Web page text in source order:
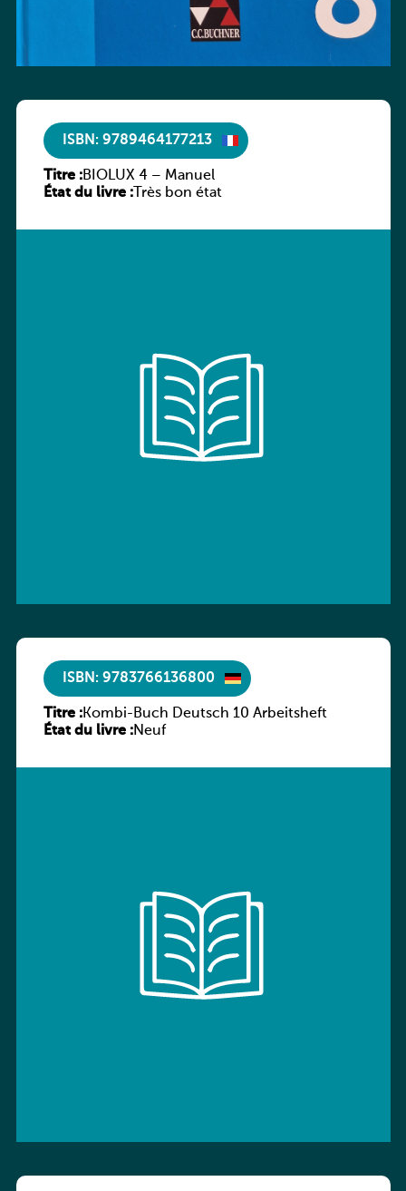
ISBN: 9789464177213
Titre :BIOLUX 4 – Manuel
État du livre :Très bon état
ISBN: 9783766136800
Titre :Kombi-Buch Deutsch 10 Arbeitsheft
État du livre :Neuf